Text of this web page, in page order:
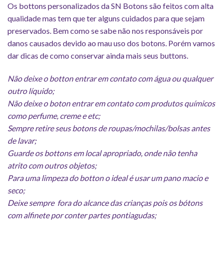
Os bottons personalizados da SN Botons são feitos com alta
qualidade mas tem que ter alguns cuidados para que sejam
preservados. Bem como se sabe não nos responsáveis por
danos causados devido ao mau uso dos botons. Porém vamos
dar dicas de como conservar ainda mais seus buttons.
Não deixe o botton entrar em contato com água ou qualquer
outro líquido;
Não deixe o boton entrar em contato com produtos químicos
como perfume, creme e etc;
Sempre retire seus botons de roupas/mochilas/bolsas antes
de lavar;
Guarde os bottons em local apropriado, onde não tenha
atrito com outros objetos;
Para uma limpeza do botton o ideal é usar um pano macio e
seco;
Deixe sempre fora do alcance das crianças pois os bótons
com alfinete por conter partes pontiagudas;